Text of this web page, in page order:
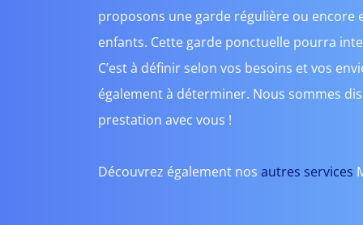
proposons une garde régulière ou encore
enfants. Cette garde ponctuelle pourra
C’est à définir selon vos besoins et vos
également à déterminer. Nous sommes
prestation avec vous !
Découvrez également nos autres services